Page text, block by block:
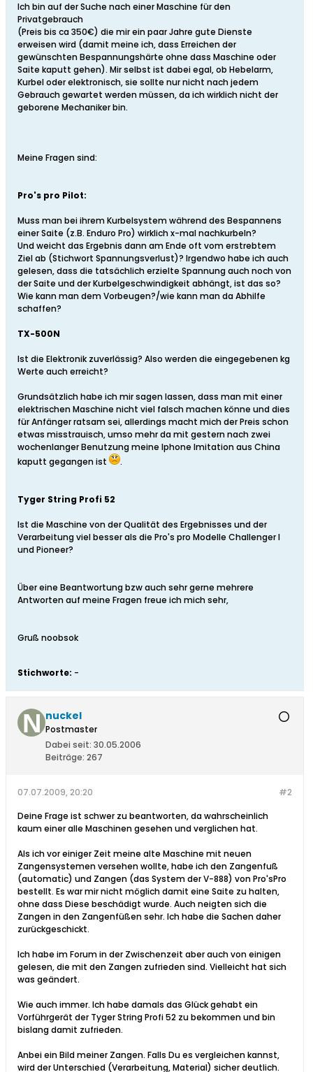
Ich bin auf der Suche nach einer Maschine für den
Privatgebrauch
(Preis bis ca 350€) die mir ein paar Jahre gute Dienste
erweisen wird (damit meine ich, dass Erreichen der
gewünschten Bespannungshärte ohne dass Maschine oder
Saite kaputt gehen). Mir selbst ist dabei egal, ob Hebelarm,
Kurbel oder elektronisch, sie sollte nur nicht nach jedem
Gebrauch gewartet werden müssen, da ich wirklich nicht der
geborene Mechaniker bin.
Meine Fragen sind:
Pro's pro Pilot:
Muss man bei ihrem Kurbelsystem während des Bespannens
einer Saite (z.B. Enduro Pro) wirklich x-mal nachkurbeln?
Und weicht das Ergebnis dann am Ende oft vom erstrebtem
Ziel ab (Stichwort Spannungsverlust)? Irgendwo habe ich auch
gelesen, dass die tatsächlich erzielte Spannung auch noch von
der Saite und der Kurbelgeschwindigkeit abhängt, ist das so?
Wie kann man dem Vorbeugen?/wie kann man da Abhilfe
schaffen?
TX-500N
Ist die Elektronik zuverlässig? Also werden die eingegebenen kg
Werte auch erreicht?
Grundsätzlich habe ich mir sagen lassen, dass man mit einer
elektrischen Maschine nicht viel falsch machen könne und dies
für Anfänger ratsam sei, allerdings macht mich der Preis schon
etwas misstrauisch, umso mehr da mit gestern nach zwei
wochenlanger Benutzung meine Iphone Imitation aus China
kaputt gegangen ist
.
Tyger String Profi 52
Ist die Maschine von der Qualität des Ergebnisses und der
Verarbeitung viel besser als die Pro's pro Modelle Challenger I
und Pioneer?
Über eine Beantwortung bzw auch sehr gerne mehrere
Antworten auf meine Fragen freue ich mich sehr,
Gruß noobsok
Stichworte: -
nuckel
Postmaster
Dabei seit: 30.05.2006
Beiträge: 267
#2
07.07.2009, 20:20
Deine Frage ist schwer zu beantworten, da wahrscheinlich
kaum einer alle Maschinen gesehen und verglichen hat.
Als ich vor einiger Zeit meine alte Maschine mit neuen
Zangensystemen versehen wollte, habe ich den Zangenfuß
(automatic) und Zangen (das System der V-888) von Pro'sPro
bestellt. Es war mir nicht möglich damit eine Saite zu halten,
ohne dass Diese beschädigt wurde. Auch neigten sich die
Zangen in den Zangenfüßen sehr. Ich habe die Sachen daher
zurückgeschickt.
Ich habe im Forum in der Zwischenzeit aber auch von einigen
gelesen, die mit den Zangen zufrieden sind. Vielleicht hat sich
was geändert.
Wie auch immer. Ich habe damals das Glück gehabt ein
Vorführgerät der Tyger String Profi 52 zu bekommen und bin
bislang damit zufrieden.
Anbei ein Bild meiner Zangen. Falls Du es vergleichen kannst,
wird der Unterschied (Verarbeitung, Material) sicher deutlich.